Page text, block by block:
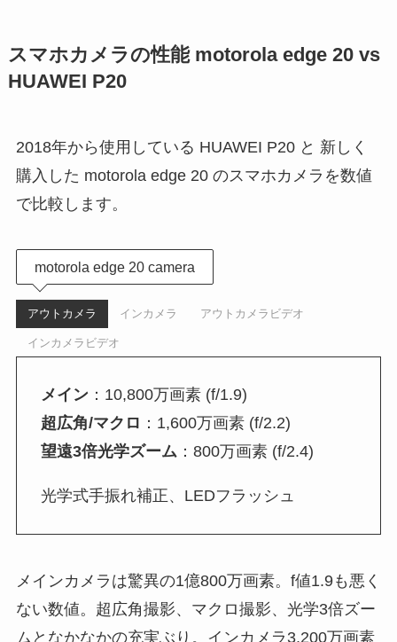
スマホカメラの性能 motorola edge 20 vs
HUAWEI P20
2018年から使用している HUAWEI P20 と 新しく
購入した motorola edge 20 のスマホカメラを数値
で比較します。
motorola edge 20 camera
アウトカメラ インカメラ アウトカメラビデオ
インカメラビデオ
メイン：10,800万画素 (f/1.9)
超広角/マクロ ：1,600万画素 (f/2.2)
望遠3倍光学ズーム：800万画素 (f/2.4)
光学式手振れ補正、LEDフラッシュ
メインカメラは驚異の1億800万画素。f値1.9も悪く
ない数値。超広角撮影、マクロ撮影、光学3倍ズー
ムとなかなかの充実ぶり。インカメラ3,200万画素